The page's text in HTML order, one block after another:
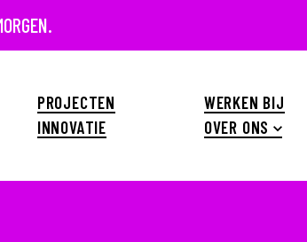
PROJECTEN
INNOVATIE
WERKEN BIJ
OVER ONS